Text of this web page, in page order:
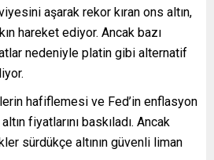
aşarak rekor kıran ons altın,
hareket ediyor. Ancak bazı
nedeniyle platin gibi alternatif
hafiflemesi ve Fed’in enflasyon
fiyatlarını baskıladı. Ancak
sürdükçe altının güvenli liman